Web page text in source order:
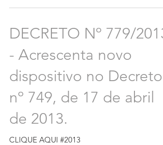
DECRETO Nº 779/2013
- Acrescenta novo
dispositivo no Decreto
nº 749, de 17 de abril
de 2013.
CLIQUE AQUI #2013